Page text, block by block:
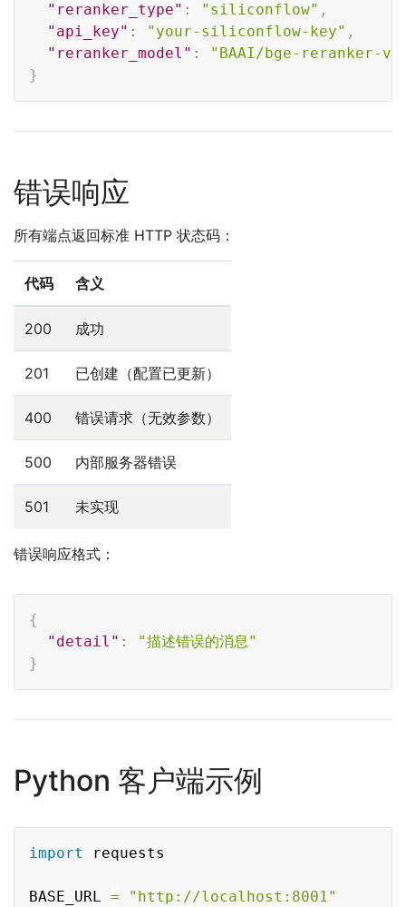
"reranker_type" : "siliconflow" ,
"api_key" : "your-siliconflow-key" ,
"reranker_model" :
"BAAI/bge-reranker-
}
错误响应
所有端点返回标准 HTTP 状态码：
代码 含义
200 成功
201 已创建（配置已更新）
400 错误请求（无效参数）
500 内部服务器错误
501 未实现
错误响应格式：
{
"detail" :
"描述错误的消息"
}
Python 客户端示例
import requests
BASE_URL = "http://localhost:8001"